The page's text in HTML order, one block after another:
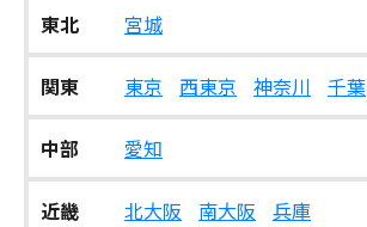
東北 宮城
関東 東京 西東京 神奈川 千葉
中部 愛知
近畿 北大阪 南大阪 兵庫